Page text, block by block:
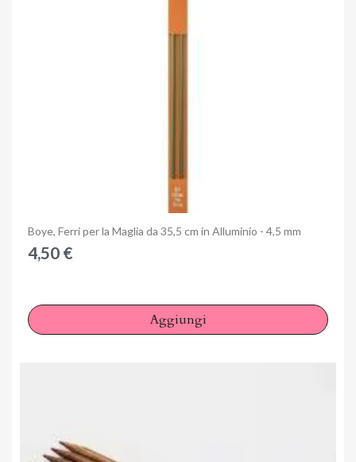
Anteprima
Boye, Ferri per la Maglia da 35,5 cm in Alluminio - 4,5 mm
4,50 €
Aggiungi